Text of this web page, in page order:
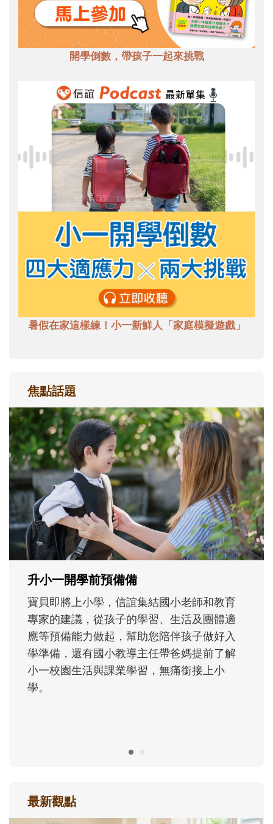
開學倒數，帶孩子一起來挑戰
暑假在家這樣練！小一新鮮人「家庭模擬遊戲」
焦點話題
和孩子一起長大的那個男人│讀懂父親的
不同模樣
沒有人天生就擅長當爸爸！男人總是在一次
次「前所未有」的體驗中，跟著孩子一起長
大。從給予安全感的肢體遊戲，到獨立自
主、角色認同及解決問題的能力養成。爸爸
正嘗試用不同的模樣，參與孩子每個重要的
最新觀點